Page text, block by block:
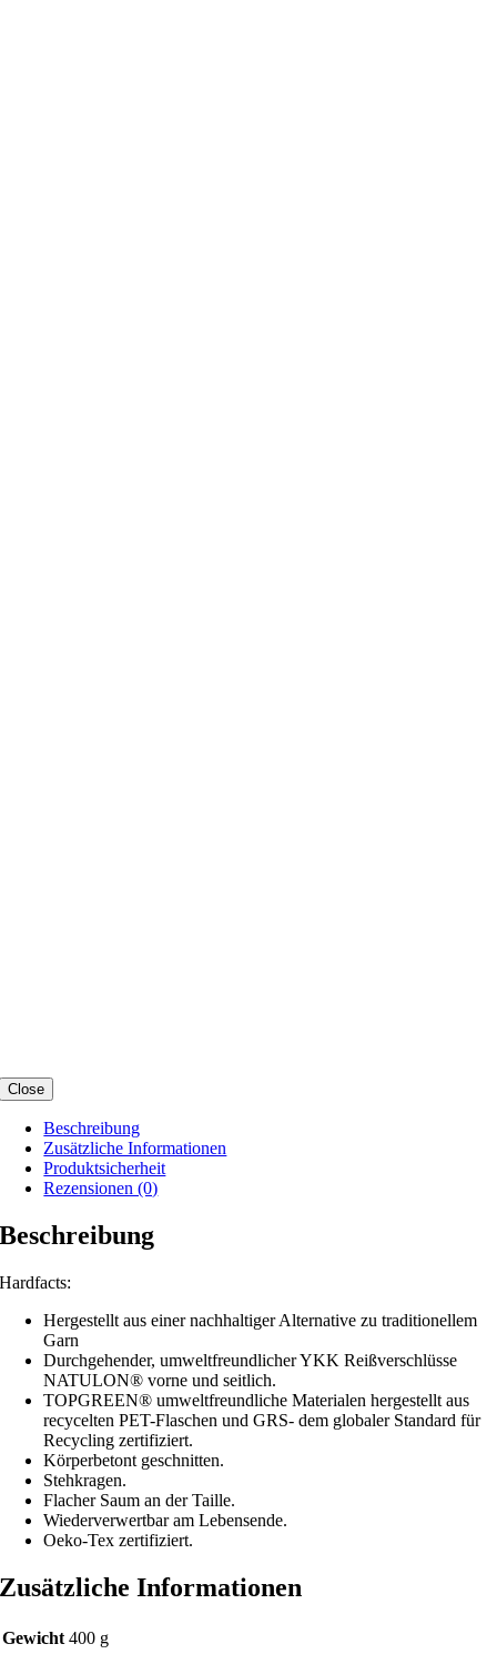
Close
Beschreibung
Zusätzliche Informationen
Produktsicherheit
Rezensionen (0)
Beschreibung
Hardfacts:
Hergestellt aus einer nachhaltiger Alternative zu traditionellem
Garn
Durchgehender, umweltfreundlicher YKK Reißverschlüsse
NATULON® vorne und seitlich.
TOPGREEN® umweltfreundliche Materialen hergestellt aus
recycelten PET-Flaschen und GRS- dem globaler Standard für
Recycling zertifiziert.
Körperbetont geschnitten.
Stehkragen.
Flacher Saum an der Taille.
Wiederverwertbar am Lebensende.
Oeko-Tex zertifiziert.
Zusätzliche Informationen
Gewicht 400 g